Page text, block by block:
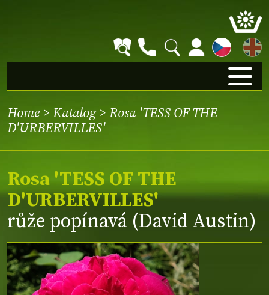
EN
Home > Katalog> Rosa 'TESS OF THE
D'URBERVILLES'
Rosa 'TESS OF THE
D'URBERVILLES'
růže popínavá (David Austin)